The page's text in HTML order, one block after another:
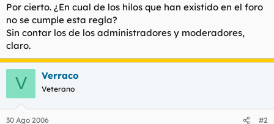
Por cierto. ¿En cual de los hilos que han existido en el foro
no se cumple esta regla?
Sin contar los de los administradores y moderadores,
claro.
V Verraco
Veterano
30 Ago 2006 #2